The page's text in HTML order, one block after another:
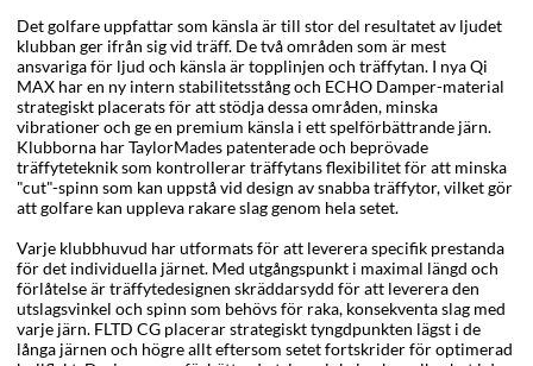
Det golfare uppfattar som känsla är till stor del resultatet av ljudet
klubban ger ifrån sig vid träff. De två områden som är mest
ansvariga för ljud och känsla är topplinjen och träffytan. I nya Qi
MAX har en ny intern stabilitetsstång och ECHO Damper-material
strategiskt placerats för att stödja dessa områden, minska
vibrationer och ge en premium känsla i ett spelförbättrande järn.
Klubborna har TaylorMades patenterade och beprövade
träffyteteknik som kontrollerar träffytans flexibilitet för att minska
"cut"-spinn som kan uppstå vid design av snabba träffytor, vilket gör
att golfare kan uppleva rakare slag genom hela setet.
Varje klubbhuvud har utformats för att leverera specifik prestanda
för det individuella järnet. Med utgångspunkt i maximal längd och
förlåtelse är träffytedesignen skräddarsydd för att leverera den
utslagsvinkel och spinn som behövs för raka, konsekventa slag med
varje järn. FLTD CG placerar strategiskt tyngdpunkten lägst i de
långa järnen och högre allt eftersom setet fortskrider för optimerad